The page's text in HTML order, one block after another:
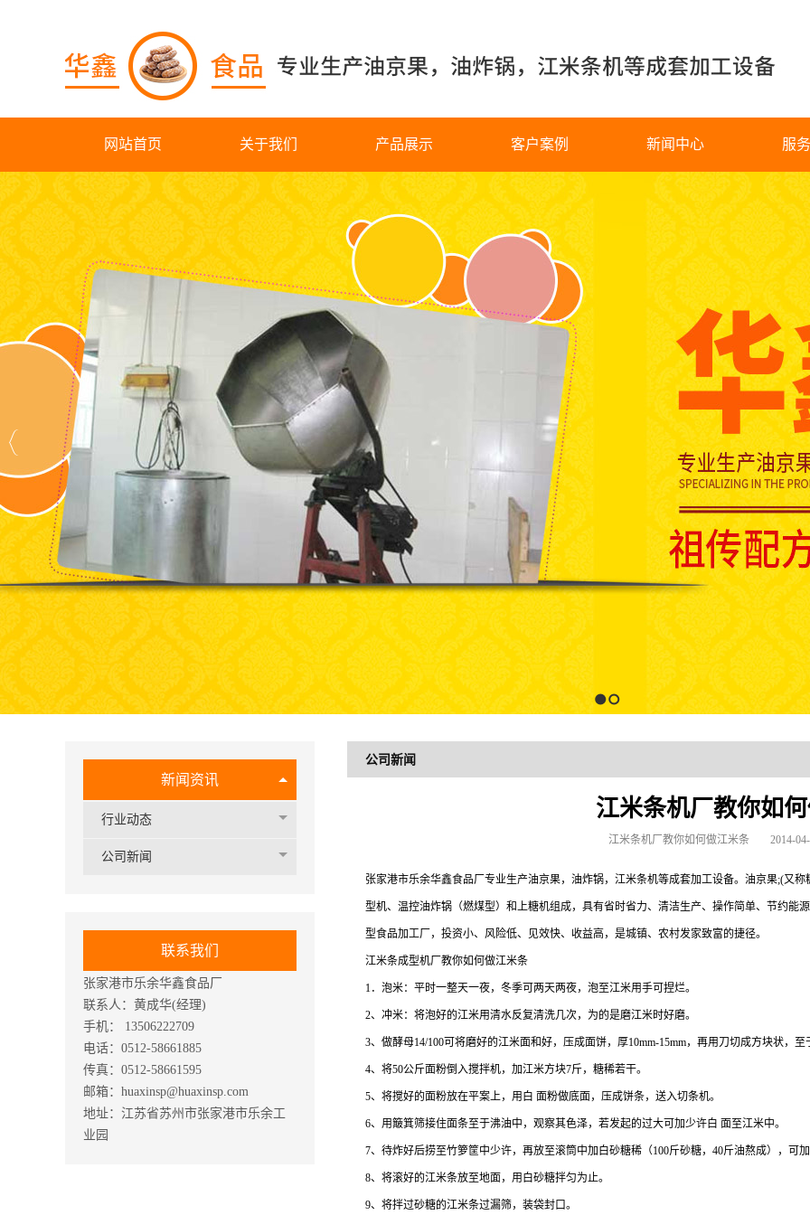
网站首页 关于我们 产品展示 客户案例 新闻中心 服
1 2
新闻资讯
行业动态
公司新闻
联系我们
张家港市乐余华鑫食品厂
联系人：黄成华(经理)
手机： 13506222709
电话：0512-58661885
传真：0512-58661595
邮箱：huaxinsp@huaxinsp.com
地址：江苏省苏州市张家港市乐余工
业园
公司新闻
江米条机厂教你如
江米条机厂教你如何做江米条 2014-
张家港市乐余华鑫食品厂专业生产油京果，油炸锅，江米条机等成套加工设备。油京果;(又
型机、温控油炸锅（燃煤型）和上糖机组成，具有省时省力、清洁生产、操作简单、节约能
型食品加工厂，投资小、风险低、见效快、收益高，是城镇、农村发家致富的捷径。
江米条成型机厂教你如何做江米条
1．泡米：平时一整天一夜，冬季可两天两夜，泡至江米用手可捏烂。
2、冲米：将泡好的江米用清水反复清洗几次，为的是磨江米时好磨。
3、做酵母14/100可将磨好的江米面和好，压成面饼，厚10mm-15mm，再用刀切成方块状，
4、将50公斤面粉倒入搅拌机，加江米方块7斤，糖稀若干。
5、将搅好的面粉放在平案上，用白 面粉做底面，压成饼条，送入切条机。
6、用簸箕筛接住面条至于沸油中，观察其色泽，若发起的过大可加少许白 面至江米中。
7、待炸好后捞至竹箩筐中少许，再放至滚筒中加白砂糖稀（100斤砂糖，40斤油熬成），可
8、将滚好的江米条放至地面，用白砂糖拌匀为止。
9、将拌过砂糖的江米条过漏筛，装袋封口。